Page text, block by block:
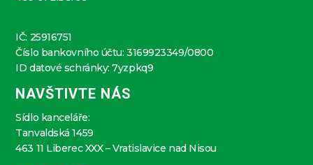
IČ: 25916751
Číslo bankovního účtu: 3169923349/0800
ID datové schránky: 7yzpkq9
NAVŠTIVTE NÁS
Sídlo kanceláře:
Tanvaldská 1459
463 11 Liberec XXX – Vratislavice nad Nisou